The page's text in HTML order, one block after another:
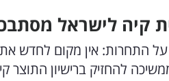
קיה לישראל
להחזיק ברישיון התוצר